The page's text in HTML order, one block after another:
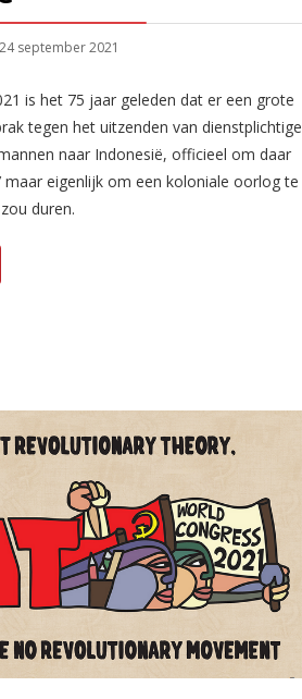
24 september 2021
is het 75 jaar geleden dat er een grote
tegen het uitzenden van dienstplichtige
naar Indonesië, officieel om daar
maar eigenlijk om een koloniale oorlog te
duren.